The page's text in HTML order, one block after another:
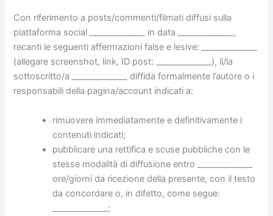
Con riferimento a posts/commenti/filmati diffusi sulla
piattaforma social _____________ in data _____________,
recanti le seguenti affermazioni false e lesive: _____________
(allegare screenshot, link, ID post: _____________), il/la
sottoscritto/a _____________ diffida formalmente l’autore o i
responsabili della pagina/account indicati a:
rimuovere immediatamente e definitivamente i
contenuti indicati;
pubblicare una rettifica e scuse pubbliche con le
stesse modalità di diffusione entro _____________
ore/giorni da ricezione della presente, con il testo
da concordare o, in difetto, come segue:
_____________;